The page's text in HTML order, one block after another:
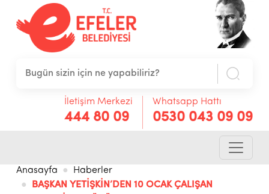
İletişim Merkezi
444 80 09
Whatsapp Hattı
0530 043 09 09
Anasayfa
Haberler
BAŞKAN YETİŞKİN’DEN 10 OCAK ÇALIŞAN